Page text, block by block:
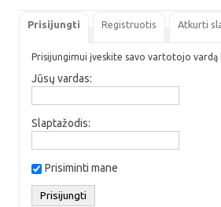
Prisijungti Registruotis Atkurti
Prisijungimui įveskite savo vartotojo vardą
Jūsų vardas:
Slaptažodis:
Prisiminti mane